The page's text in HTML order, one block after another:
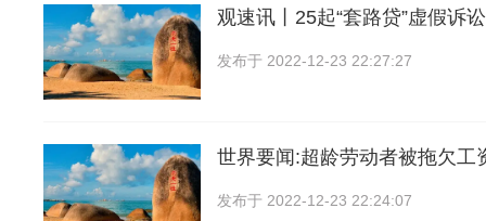
观速讯丨25起“套路贷”虚假诉
发布于 2022-12-23 22:27:27
世界要闻:超龄劳动者被拖欠工
发布于 2022-12-23 22:24:07